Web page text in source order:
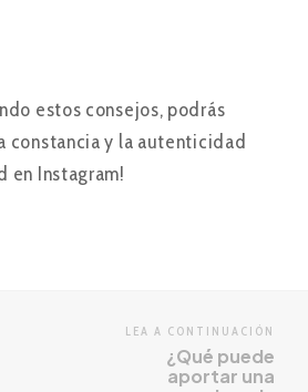
estos consejos, podrás
constancia y la autenticidad
en Instagram!
LEA A CONTINUACIÓN
¿Qué puede
aportar una